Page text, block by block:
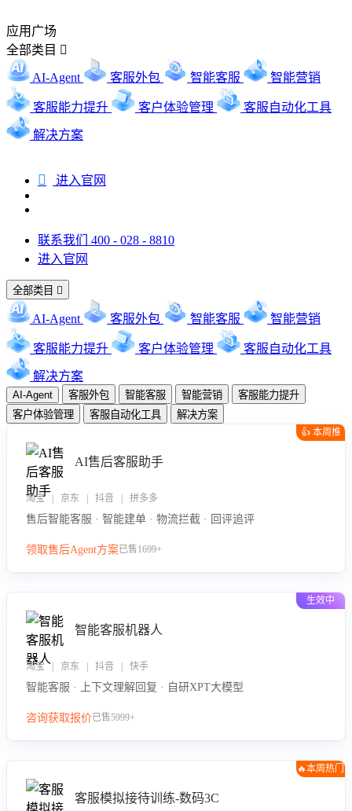
应用广场
全部类目 
AI-Agent 客服外包 智能客服 智能营销
客服能力提升 客户体验管理 客服自动化工具
解决方案
 进入官网
联系我们 400 - 028 - 8810
进入官网
全部类目 
AI-Agent 客服外包 智能客服 智能营销
客服能力提升 客户体验管理 客服自动化工具
解决方案
AI-Agent 客服外包 智能客服 智能营销
客服能力提升
客户体验管理
客服自动化工具 解决方案
👍 本周推
AI售后客服助手
淘宝 | 京东 | 抖音 | 拼多多
售后智能客服 · 智能建单 · 物流拦截 · 回评追评
领取售后Agent方案已售1699+
生效中
智能客服机器人
淘宝 | 京东 | 抖音 | 快手
智能客服 · 上下文理解回复 · 自研XPT大模型
咨询获取报价已售5999+
🔥本周热门
客服模拟接待训练-数码3C